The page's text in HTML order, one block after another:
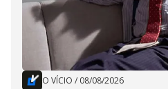
O VÍCIO / 08/08/2026